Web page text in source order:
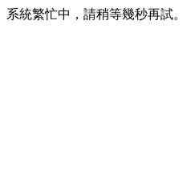
系統繁忙中，請稍等幾秒再試。